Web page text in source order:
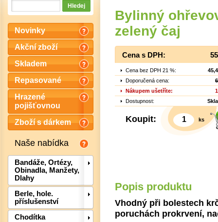
Novinky
Akční zboží
Skladem
Repasované
Hrazené
pojišťovnou
Zboží s dárkem
Naše nabídka
Bandáže, Ortézy,
Obinadla, Manžety,
Dlahy
Berle, hole.
příslušenství
Chodítka
Bylinný
zelený čaj
Cena s DPH:
Cena bez DPH 21 %:
Doporučená cena:
Nákupem ušetříte:
Dostupnost:
Koupit: ks
Popis produktu
Vhodný při bolestech
poruchách prokrvení,